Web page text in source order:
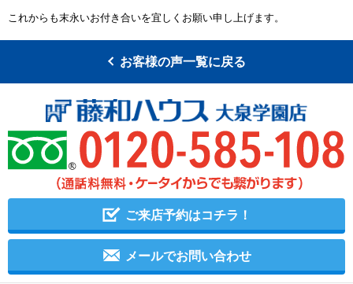
これからも末永いお付き合いを宜しくお願い申し上げます。
お客様の声一覧に戻る
ご来店予約はコチラ！
メールでお問い合わせ